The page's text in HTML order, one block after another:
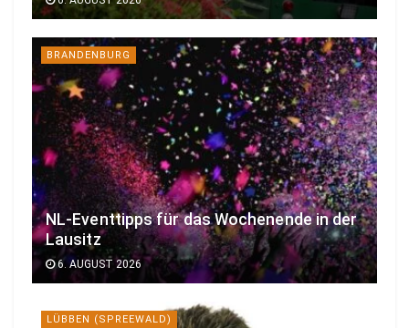
BRANDENBURG
NL-Eventtipps für das Wochenende in der
Lausitz
6. AUGUST 2026
LÜBBEN (SPREEWALD)